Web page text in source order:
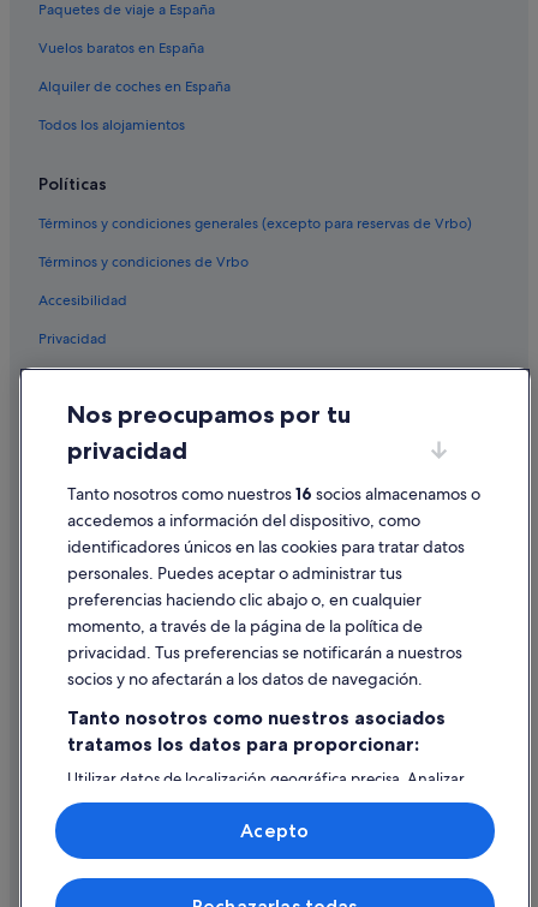
Paquetes de viaje a España
Vuelos baratos en España
Alquiler de coches en España
Todos los alojamientos
Políticas
Términos y condiciones generales (excepto para reservas de Vrbo)
Términos y condiciones de Vrbo
Accesibilidad
Privacidad
Condiciones de uso
Información legal/contacto
Pautas sobre el contenido y cómo denunciar contenido
Ayuda
Cancelar un vuelo
Cancelar una reserva de hotel o de un alquiler vacacional
Utilizar un cupón de Expedia
Documentos para viajes internacionales
© 2026 Expedia, Inc., una empresa de Expedia Group. Todos los
Nos preocupamos por tu
privacidad
Tanto nosotros como nuestros16 socios almacenamos o
accedemos a información del dispositivo, como
identificadores únicos en las cookies para tratar datos
personales. Puedes aceptar o administrar tus
preferencias haciendo clic abajo o, en cualquier
momento, a través de la página de la política de
privacidad. Tus preferencias se notificarán a nuestros
socios y no afectarán a los datos de navegación.
Tanto nosotros como nuestros asociados
tratamos los datos para proporcionar:
Utilizar datos de localización geográfica precisa. Analizar
activamente las características del dispositivo para su
identificación. Almacenar la información en un dispositivo
y/o acceder a ella. Publicidad y contenido personalizados,
medición de publicidad y contenido, investigación de
audiencia y desarrollo de servicios.
Acepto